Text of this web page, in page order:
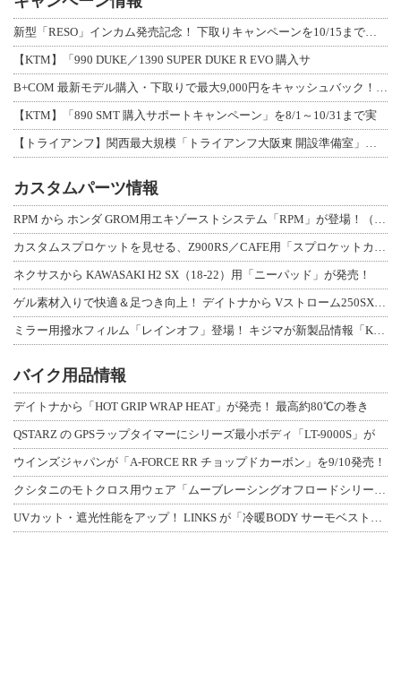
【KTM】「990 DUKE／1390 SUPER DUKE R EVO 購入サ
【KTM】「890 SMT 購入サポートキャンペーン」を8/1～10/31まで実
カスタムパーツ情報
ネクサスから KAWASAKI H2 SX（18-22）用「ニーパッド」が発売！
バイク用品情報
デイトナから「HOT GRIP WRAP HEAT」が発売！ 最高約80℃の巻き
QSTARZ の GPSラップタイマーにシリーズ最小ボディ「LT-9000S」が
ウインズジャパンが「A-FORCE RR チョップドカーボン」を9/10発売！